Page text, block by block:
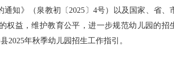
知》（泉教初〔2025〕4号）以及国家、省、
权益，维护教育公平，进一步规范幼儿园的招
2025年秋季幼儿园招生工作指引。